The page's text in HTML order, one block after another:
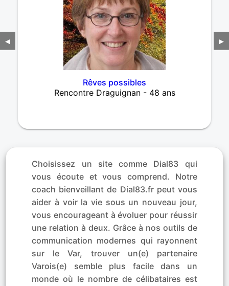
◀
Rêves possibles
Rencontre Draguignan - 48 ans
▶
Choisissez un site comme Dial83 qui
vous écoute et vous comprend. Notre
coach bienveillant de Dial83.fr peut vous
aider à voir la vie sous un nouveau jour,
vous encourageant à évoluer pour réussir
une relation à deux. Grâce à nos outils de
communication modernes qui rayonnent
sur le Var, trouver un(e) partenaire
Varois(e) semble plus facile dans un
monde où le nombre de célibataires est